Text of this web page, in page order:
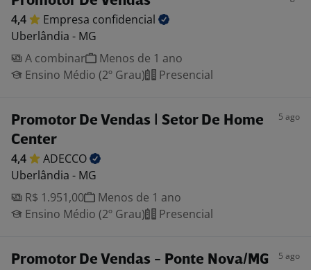
4,4 Empresa confidencial
Uberlândia - MG
A combinar
Menos de 1 ano
Ensino Médio (2º Grau)
Presencial
Promotor De Vendas | Setor De Home
Center
5 ago
4,4
ADECCO
Uberlândia - MG
R$ 1.951,00
Menos de 1 ano
Ensino Médio (2º Grau)
Presencial
Promotor De Vendas - Ponte Nova/MG 5 ago